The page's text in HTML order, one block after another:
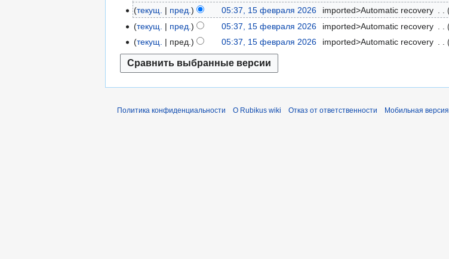
6
а
текущ. пред. 05:37, 15 февраля 2026 imported>Automatic recovery
текущ.
пред. 05:37, 15 февраля 2026 imported>Automatic recovery
текущ.
пред. 05:37, 15 февраля 2026 imported>Automatic recovery
Политика конфиденциальности О Rubikus wiki Отказ от ответственности Мобильная версия